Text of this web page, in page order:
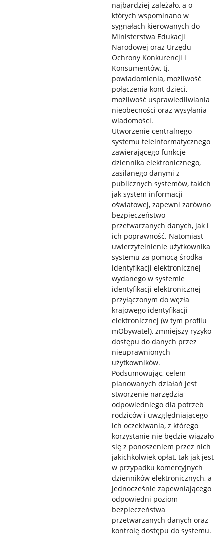
najbardziej zależało, a o
których wspominano w
sygnałach kierowanych do
Ministerstwa Edukacji
Narodowej oraz Urzędu
Ochrony Konkurencji i
Konsumentów, tj.
powiadomienia, możliwość
połączenia kont dzieci,
możliwość usprawiedliwiania
nieobecności oraz wysyłania
wiadomości.
Utworzenie centralnego
systemu teleinformatycznego
zawierającego funkcje
dziennika elektronicznego,
zasilanego danymi z
publicznych systemów, takich
jak system informacji
oświatowej, zapewni zarówno
bezpieczeństwo
przetwarzanych danych, jak i
ich poprawność. Natomiast
uwierzytelnienie użytkownika
systemu za pomocą środka
identyfikacji elektronicznej
wydanego w systemie
identyfikacji elektronicznej
przyłączonym do węzła
krajowego identyfikacji
elektronicznej (w tym profilu
mObywatel), zmniejszy ryzyko
dostępu do danych przez
nieuprawnionych
użytkowników.
Podsumowując, celem
planowanych działań jest
stworzenie narzędzia
odpowiedniego dla potrzeb
rodziców i uwzględniającego
ich oczekiwania, z którego
korzystanie nie będzie wiązało
się z ponoszeniem przez nich
jakichkolwiek opłat, tak jak jest
w przypadku komercyjnych
dzienników elektronicznych, a
jednocześnie zapewniającego
odpowiedni poziom
bezpieczeństwa
przetwarzanych danych oraz
kontrolę dostępu do systemu.